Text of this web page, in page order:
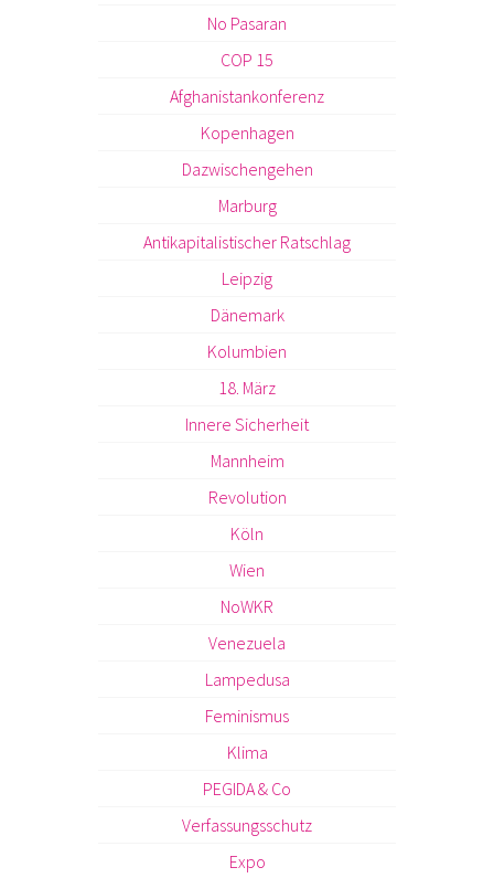
No Pasaran
COP 15
Afghanistankonferenz
Kopenhagen
Dazwischengehen
Marburg
Antikapitalistischer Ratschlag
Leipzig
Dänemark
Kolumbien
18. März
Innere Sicherheit
Mannheim
Revolution
Köln
Wien
NoWKR
Venezuela
Lampedusa
Feminismus
Klima
PEGIDA & Co
Verfassungsschutz
Expo